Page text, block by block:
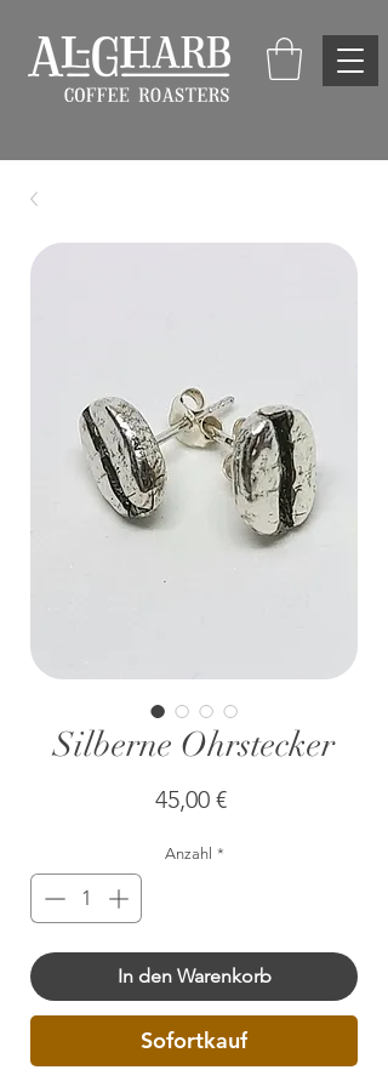
Silberne Ohrstecker
45,00 €Preis
Anzahl *
In den Warenkorb
Sofortkauf